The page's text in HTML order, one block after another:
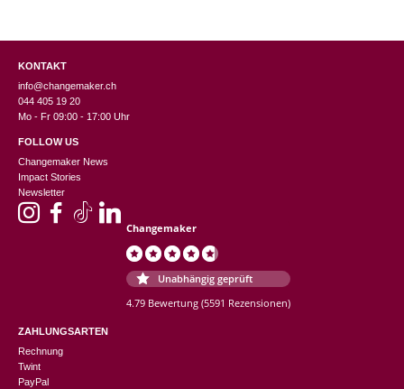
KONTAKT
info@changemaker.ch
044 405 19 20
Mo - Fr 09:00 - 17:00 Uhr
FOLLOW US
Changemaker News
Impact Stories
Newsletter
Changemaker
Unabhängig geprüft
4.79 Bewertung (5591 Rezensionen)
ZAHLUNGSARTEN
Rechnung
Twint
PayPal